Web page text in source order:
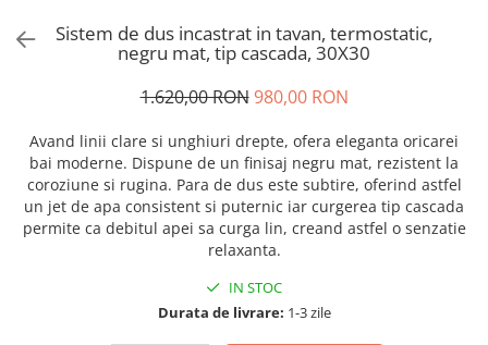
Sistem de dus incastrat in tavan, termostatic,
negru mat, tip cascada, 30X30
1.620,00 RON 980,00 RON
Avand linii clare si unghiuri drepte, ofera eleganta oricarei
bai moderne. Dispune de un finisaj negru mat, rezistent la
coroziune si rugina. Para de dus este subtire, oferind astfel
un jet de apa consistent si puternic iar curgerea tip cascada
permite ca debitul apei sa curga lin, creand astfel o senzatie
relaxanta.
IN STOC
Durata de livrare: 1-3 zile